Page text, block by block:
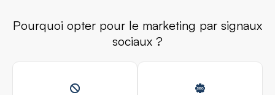
Pourquoi opter pour le marketing par signaux
sociaux ?